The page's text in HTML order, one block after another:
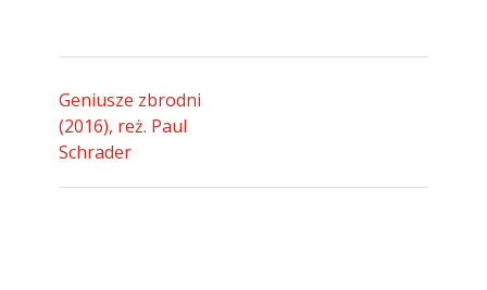
Geniusze zbrodni
(2016), reż. Paul
Schrader